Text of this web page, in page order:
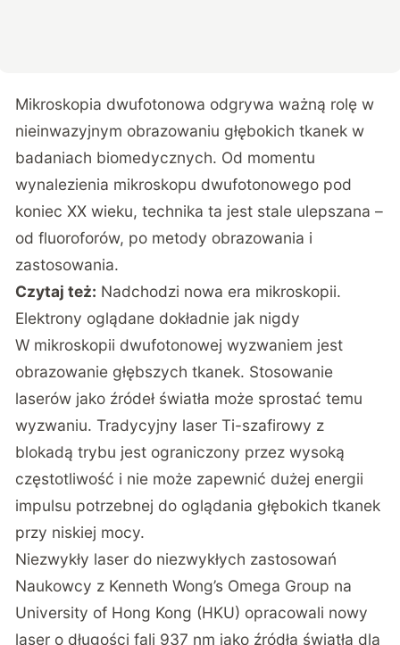
Mikroskopia dwufotonowa odgrywa ważną rolę w
nieinwazyjnym obrazowaniu głębokich tkanek w
badaniach biomedycznych. Od momentu
wynalezienia mikroskopu dwufotonowego pod
koniec XX wieku, technika ta jest stale ulepszana –
od fluoroforów, po metody obrazowania i
zastosowania.
Czytaj też: Nadchodzi nowa era mikroskopii.
Elektrony oglądane dokładnie jak nigdy
W mikroskopii dwufotonowej wyzwaniem jest
obrazowanie głębszych tkanek. Stosowanie
laserów jako źródeł światła może sprostać temu
wyzwaniu. Tradycyjny laser Ti-szafirowy z
blokadą trybu jest ograniczony przez wysoką
częstotliwość i nie może zapewnić dużej energii
impulsu potrzebnej do oglądania głębokich tkanek
przy niskiej mocy.
Niezwykły laser do niezwykłych zastosowań
Naukowcy z Kenneth Wong’s Omega Group na
University of Hong Kong (HKU) opracowali nowy
laser o długości fali 937 nm jako źródła światła dla